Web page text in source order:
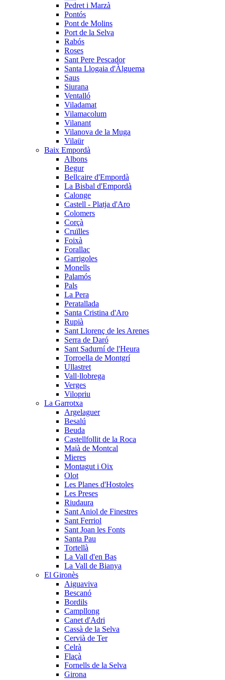
Pedret i Marzà
Pontós
Pont de Molins
Port de la Selva
Rabós
Roses
Sant Pere Pescador
Santa Llogaia d'Àlguema
Saus
Siurana
Ventalló
Viladamat
Vilamacolum
Vilanant
Vilanova de la Muga
Vilaür
Baix Empordà
Albons
Begur
Bellcaire d'Empordà
La Bisbal d'Empordà
Calonge
Castell - Platja d'Aro
Colomers
Corçà
Cruïlles
Foixà
Forallac
Garrigoles
Monells
Palamós
Pals
La Pera
Peratallada
Santa Cristina d'Aro
Rupià
Sant Llorenç de les Arenes
Serra de Daró
Sant Sadurní de l'Heura
Torroella de Montgrí
Ullastret
Vall·llobrega
Verges
Vilopriu
La Garrotxa
Argelaguer
Besalú
Beuda
Castellfollit de la Roca
Maià de Montcal
Mieres
Montagut i Oix
Olot
Les Planes d'Hostoles
Les Preses
Riudaura
Sant Aniol de Finestres
Sant Ferriol
Sant Joan les Fonts
Santa Pau
Tortellà
La Vall d'en Bas
La Vall de Bianya
El Gironès
Aiguaviva
Bescanó
Bordils
Campllong
Canet d'Adri
Cassà de la Selva
Cervià de Ter
Celrà
Flaçà
Fornells de la Selva
Girona